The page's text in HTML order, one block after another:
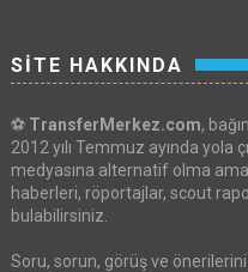
SİTE HAKKINDA
⚽ TransferMerkez.com,
2012 yılı Temmuz ayında yola
medyasına alternatif olma
haberleri, röportajlar, scout
bulabilirsiniz.
Soru, sorun, görüş ve